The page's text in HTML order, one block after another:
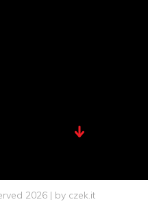
2026 | by czek.it